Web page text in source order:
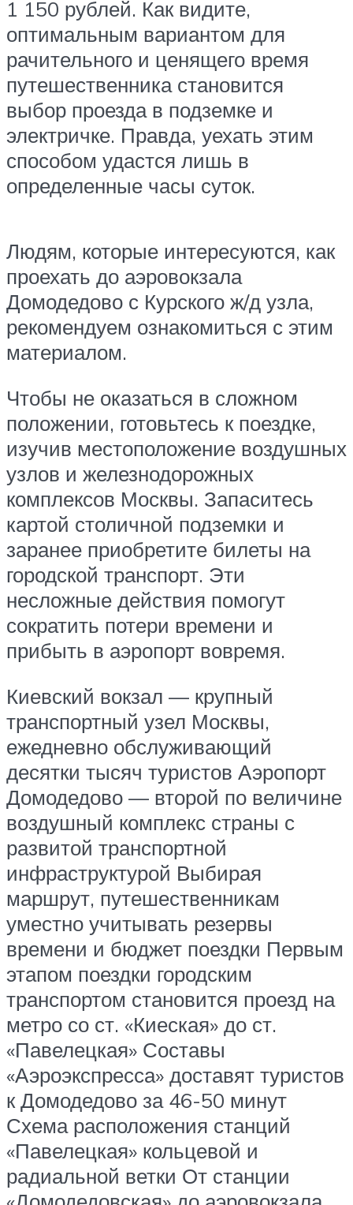
1 150 рублей. Как видите,
оптимальным вариантом для
рачительного и ценящего время
путешественника становится
выбор проезда в подземке и
электричке. Правда, уехать этим
способом удастся лишь в
определенные часы суток.
Людям, которые интересуются, как
проехать до аэровокзала
Домодедово с Курского ж/д узла,
рекомендуем ознакомиться с этим
материалом.
Чтобы не оказаться в сложном
положении, готовьтесь к поездке,
изучив местоположение воздушных
узлов и железнодорожных
комплексов Москвы. Запаситесь
картой столичной подземки и
заранее приобретите билеты на
городской транспорт. Эти
несложные действия помогут
сократить потери времени и
прибыть в аэропорт вовремя.
Киевский вокзал — крупный
транспортный узел Москвы,
ежедневно обслуживающий
десятки тысяч туристов Аэропорт
Домодедово — второй по величине
воздушный комплекс страны с
развитой транспортной
инфраструктурой Выбирая
маршрут, путешественникам
уместно учитывать резервы
времени и бюджет поездки Первым
этапом поездки городским
транспортом становится проезд на
метро со ст. «Киеская» до ст.
«Павелецкая» Составы
«Аэроэкспресса» доставят туристов
к Домодедово за 46-50 минут
Схема расположения станций
«Павелецкая» кольцевой и
радиальной ветки От станции